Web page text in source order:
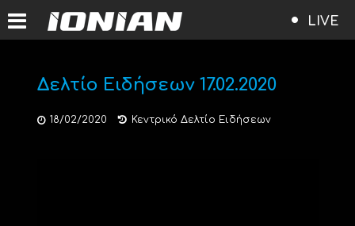
LIVE
Δελτίο Ειδήσεων 17.02.2020
18/02/2020 Κεντρικό Δελτίο Ειδήσεων